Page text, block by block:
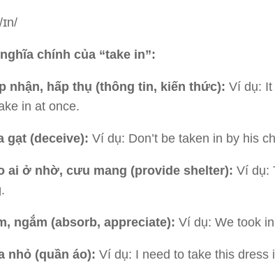
/ɪn/
chính của “take in”:
nhận, hấp thụ (thông tin, kiến thức): Ví dụ: It
in at once.
gạt (deceive): Ví dụ: Don’t be taken in by his
ai ở nhờ, cưu mang (provide shelter): Ví dụ:
ngắm (absorb, appreciate): Ví dụ: We took
nhỏ (quần áo): Ví dụ: I need to take this dress